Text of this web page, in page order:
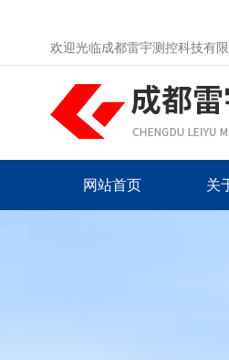
欢迎光临成都雷宇测控科技有限
网站首页 关